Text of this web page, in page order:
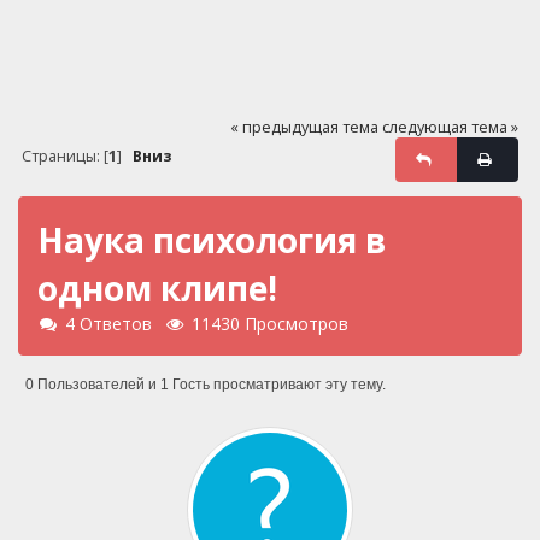
« предыдущая тема следующая тема »
Страницы: [1] Вниз
Наука психология в
одном клипе!
4 Ответов 11430 Просмотров
0 Пользователей и 1 Гость просматривают эту тему.